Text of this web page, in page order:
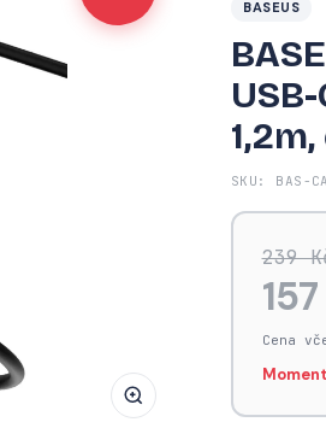
BASEUS
SKU: BAS-
239
Cena